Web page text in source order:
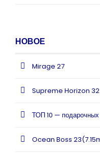
НОВОЕ
Mirage 27
Supreme Horizon 32
ТОП 10 — подарочных
Ocean Boss